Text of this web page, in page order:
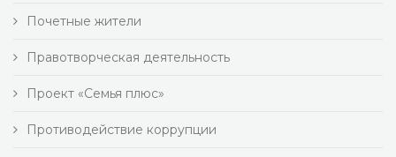
Почетные жители
Правотворческая деятельность
Проект «Семья плюс»
Противодействие коррупции